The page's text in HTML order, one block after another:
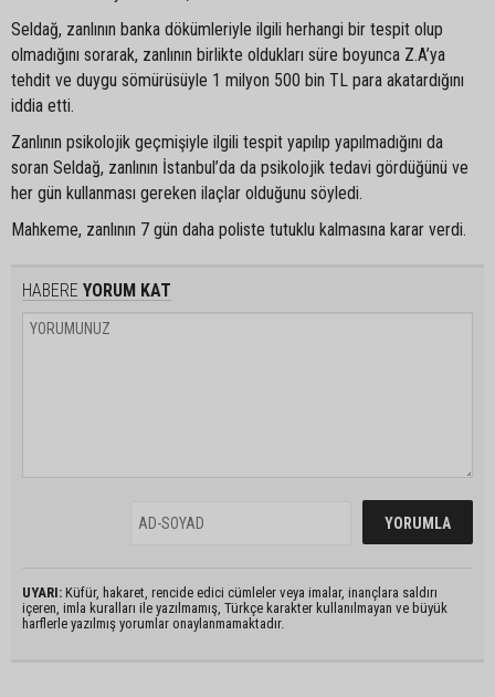
Seldağ, zanlının banka dökümleriyle ilgili herhangi bir tespit olup
olmadığını sorarak, zanlının birlikte oldukları süre boyunca Z.A’ya
tehdit ve duygu sömürüsüyle 1 milyon 500 bin TL para akatardığını
iddia etti.
Zanlının psikolojik geçmişiyle ilgili tespit yapılıp yapılmadığını da
soran Seldağ, zanlının İstanbul’da da psikolojik tedavi gördüğünü ve
her gün kullanması gereken ilaçlar olduğunu söyledi.
Mahkeme, zanlının 7 gün daha poliste tutuklu kalmasına karar verdi.
HABERE YORUM KAT
UYARI: Küfür, hakaret, rencide edici cümleler veya imalar, inançlara saldırı
içeren, imla kuralları ile yazılmamış, Türkçe karakter kullanılmayan ve büyük
harflerle yazılmış yorumlar onaylanmamaktadır.